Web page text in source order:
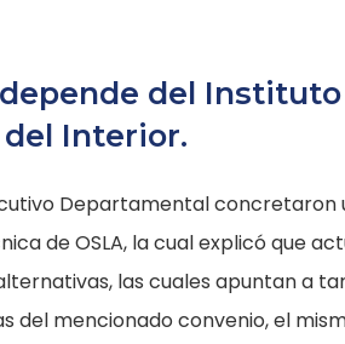
del
Interior.
Departamental concretaron
de OSLA, la cual explicó que
las cuales apuntan a
del mencionado convenio, el